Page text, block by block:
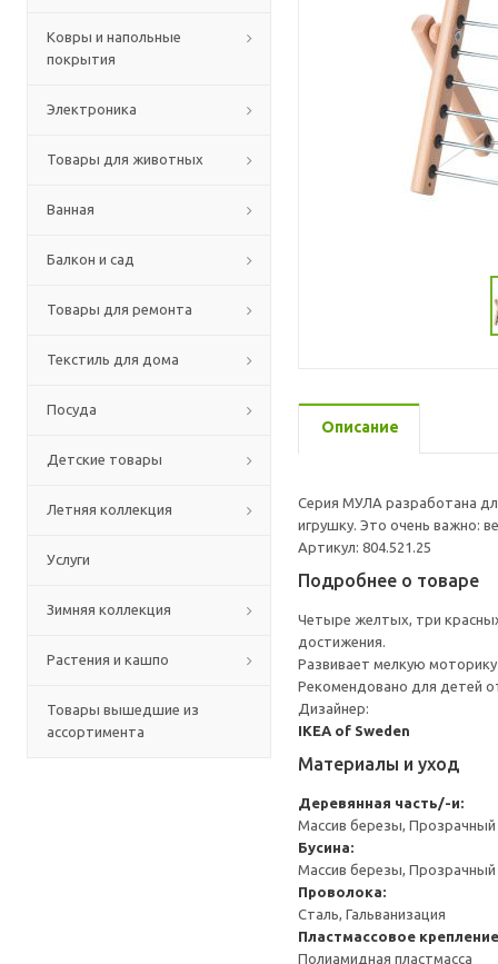
Ковры и напольные
покрытия
Электроника
Товары для животных
Ванная
Балкон и сад
Товары для ремонта
Текстиль для дома
Посуда
Детские товары
Летняя коллекция
Услуги
Зимняя коллекция
Растения и кашпо
Товары вышедшие из
ассортимента
Описание
Серия МУЛА разработана
игрушку. Это очень важно:
Артикул: 804.521.25
Подробнее о товаре
Четыре желтых, три
достижения.
Развивает мелкую
Рекомендовано для детей
Дизайнер:
IKEA of Sweden
Материалы и уход
Деревянная часть/-и:
Массив березы, Прозрачный
Бусина:
Массив березы,
Проволока:
Сталь, Гальванизация
Пластмассовое
Полиамидная пластмасса